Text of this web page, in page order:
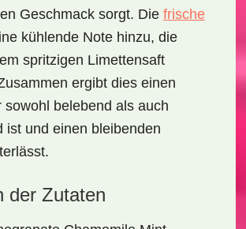
Geschmack sorgt. Die frische
kühlende Note hinzu, die
spritzigen Limettensaft
ergibt dies einen
sowohl belebend als auch
ist und einen bleibenden
der Zutaten